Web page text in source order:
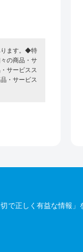
ります。◆特
の商品・サ
サービスス
・サービス
正しく有益な情報」